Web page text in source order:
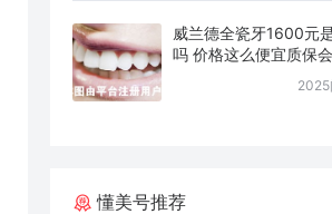
威兰德全瓷牙1600元
吗 价格这么便宜质保
2025
懂美号推荐